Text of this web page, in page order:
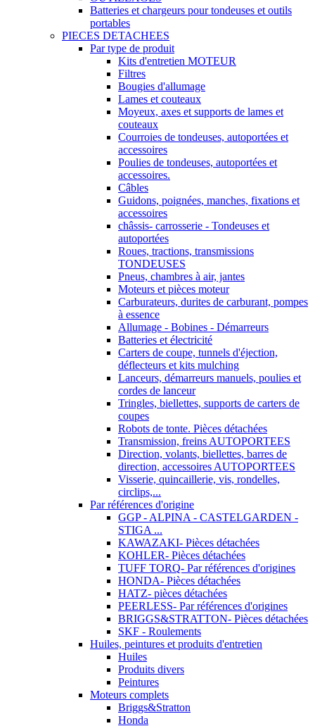
Batteries et chargeurs pour tondeuses et outils
portables
PIECES DETACHEES
Par type de produit
Kits d'entretien MOTEUR
Filtres
Bougies d'allumage
Lames et couteaux
Moyeux, axes et supports de lames et
couteaux
Courroies de tondeuses, autoportées et
accessoires
Poulies de tondeuses, autoportées et
accessoires.
Câbles
Guidons, poignées, manches, fixations et
accessoires
châssis- carrosserie - Tondeuses et
autoportées
Roues, tractions, transmissions
TONDEUSES
Pneus, chambres à air, jantes
Moteurs et pièces moteur
Carburateurs, durites de carburant, pompes
à essence
Allumage - Bobines - Démarreurs
Batteries et électricité
Carters de coupe, tunnels d'éjection,
déflecteurs et kits mulching
Lanceurs, démarreurs manuels, poulies et
cordes de lanceur
Tringles, biellettes, supports de carters de
coupes
Robots de tonte. Pièces détachées
Transmission, freins AUTOPORTEES
Direction, volants, biellettes, barres de
direction, accessoires AUTOPORTEES
Visserie, quincaillerie, vis, rondelles,
circlips,...
Par références d'origine
GGP - ALPINA - CASTELGARDEN -
STIGA ...
KAWAZAKI- Pièces détachées
KOHLER- Pièces détachées
TUFF TORQ- Par références d'origines
HONDA- Pièces détachées
HATZ- pièces détachées
PEERLESS- Par références d'origines
BRIGGS&STRATTON- Pièces détachées
SKF - Roulements
Huiles, peintures et produits d'entretien
Huiles
Produits divers
Peintures
Moteurs complets
Briggs&Stratton
Honda